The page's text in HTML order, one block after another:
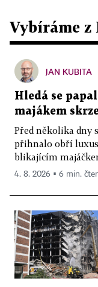
Vybíráme z
JAN KUBITA
Hledá se
majákem
Před několika dny
přihnalo obří
blikajícím
4. 8. 2026 ▪ 6 min.